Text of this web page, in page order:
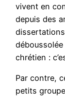
vivent en
depuis des
chrétien :
Par contre,
petits